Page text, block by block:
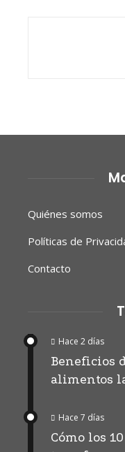
Quiénes somos
Políticas de
Contacto
Hace 2 días
Beneficios
alimentos
Hace 7 días
Cómo los